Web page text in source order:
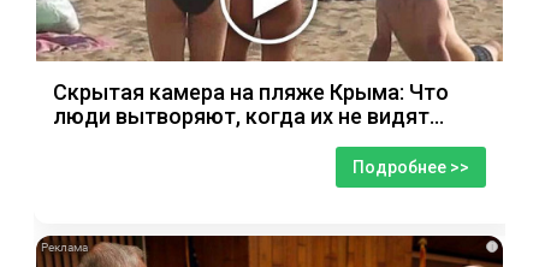
Скрытая камера на пляже Крыма: Что
люди вытворяют, когда их не видят...
Подробнее >>
i